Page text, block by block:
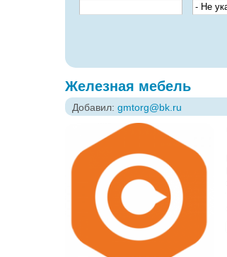
Железная мебель
Добавил: gmtorg@bk.ru